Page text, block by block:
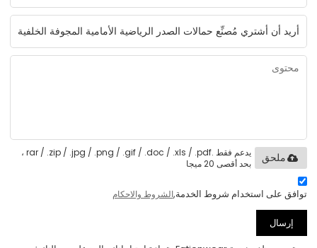
يدعم فقط .rar / .zip / .jpg / .png / .gif / .doc / .xls / .pdf ،
بحد أقصى 20 ميجا
ملحق
توافق على استخدام شروط الخدمة,الشروط والاحكام
إرسال